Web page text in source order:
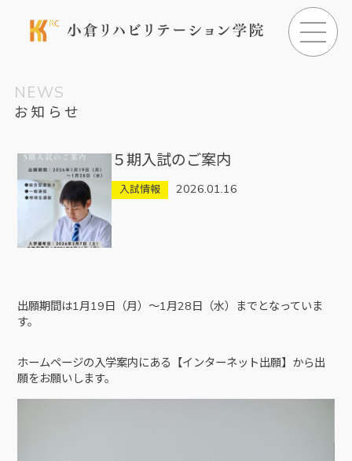
NEWS
お知らせ
５期入試のご案内
入試情報 2026.01.16
出願期間は1月19日（月）～1月28日（水）までとなっていま
す。
ホームページの入学案内にある【インターネット出願】から出
願をお願いします。